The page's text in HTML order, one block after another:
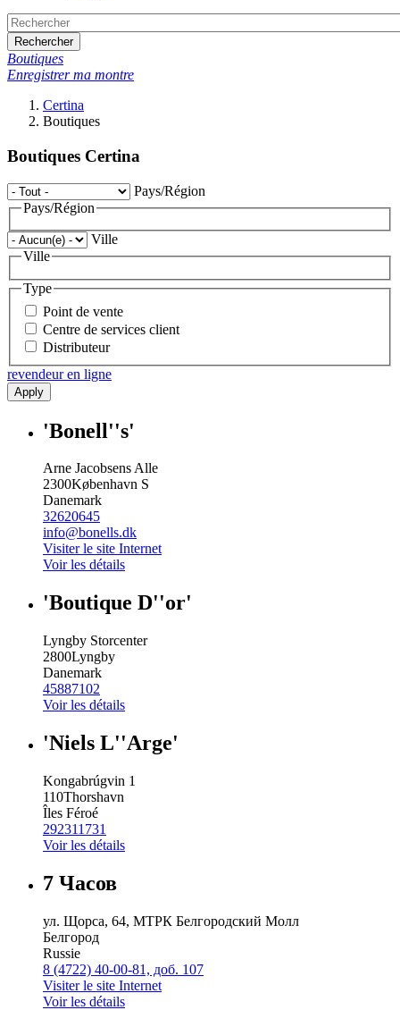
Rechercher
Boutiques
Enregistrer ma montre
Certina
Boutiques
Boutiques Certina
Pays/Région
Pays/Région
Ville
Ville
Type
Point de vente
Centre de services client
Distributeur
revendeur en ligne
Apply
'Bonell''s'
Arne Jacobsens Alle
2300København S
Danemark
32620645
info@bonells.dk
Visiter le site Internet
Voir les détails
'Boutique D''or'
Lyngby Storcenter
2800Lyngby
Danemark
45887102
Voir les détails
'Niels L''Arge'
Kongabrúgvin 1
110Thorshavn
Îles Féroé
292311731
Voir les détails
7 Часов
ул. Щорса, 64, МТРК Белгородский Молл
Белгород
Russie
8 (4722) 40-00-81, доб. 107
Visiter le site Internet
Voir les détails